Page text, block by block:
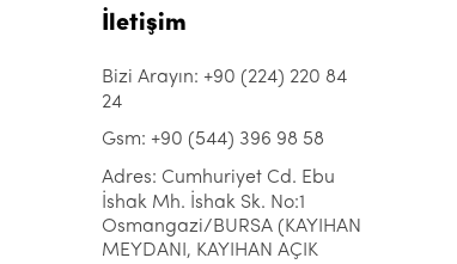
İletişim
Bizi Arayın: +90 (224) 220 84
24
Gsm: +90 (544) 396 98 58
Adres: Cumhuriyet Cd. Ebu
İshak Mh. İshak Sk. No:1
Osmangazi/BURSA (KAYIHAN
MEYDANI, KAYIHAN AÇIK